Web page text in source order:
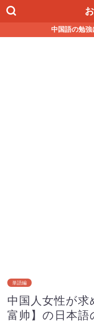
中国語の勉
単語編
中国人女性が求
富帅】の日本語